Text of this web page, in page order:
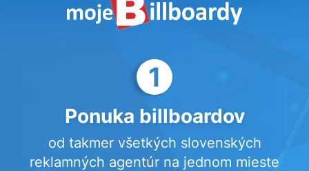
1
Ponuka billboardov
od takmer všetkých slovenských
reklamných agentúr na jednom mieste